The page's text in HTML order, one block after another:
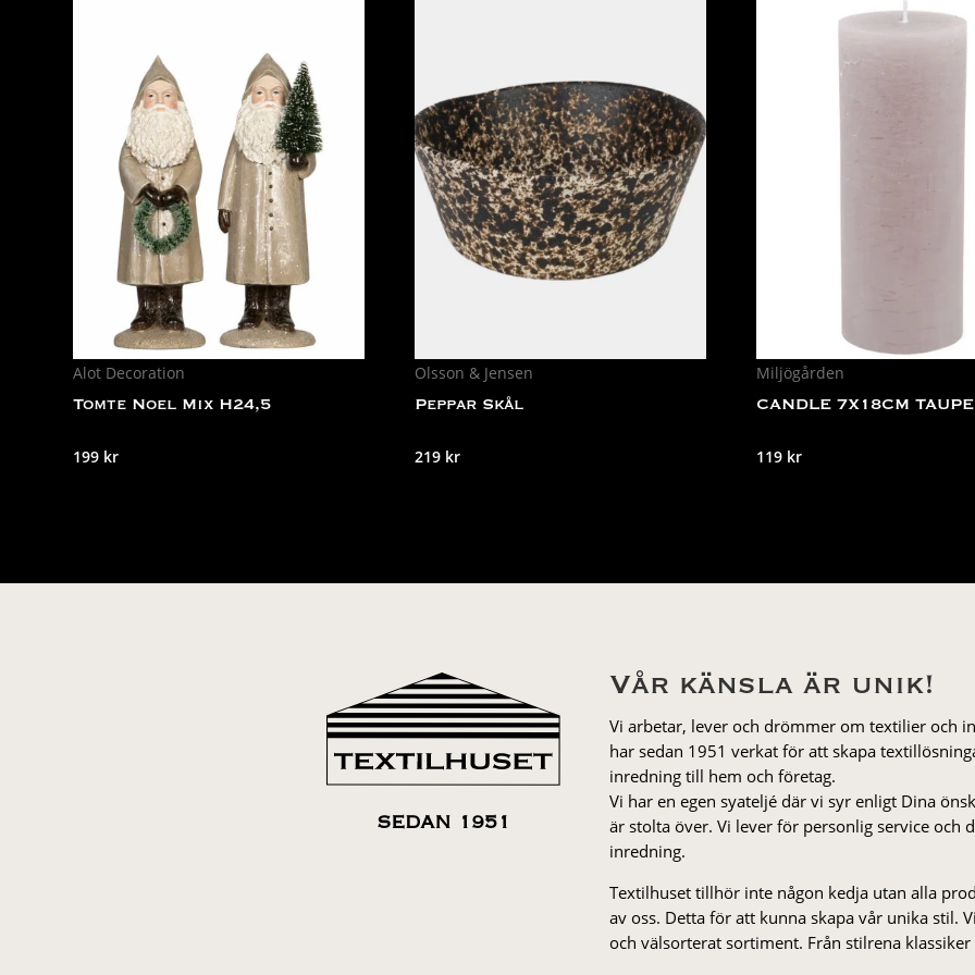
Alot Decoration
Tomte Noel Mix H24,5
199 kr
Olsson & Jensen
Peppar Skål
219 kr
Miljögården
CANDLE 7X18CM
119 kr
SEDAN 1951
Vår känsla är unik!
Vi arbetar, lever och drömmer om textilier och
har sedan 1951 verkat för att skapa
inredning till hem och företag.
Vi har en egen syateljé där vi syr enligt Dina
är stolta över. Vi lever för personlig service och
inredning.
Textilhuset tillhör inte någon kedja utan alla
av oss. Detta för att kunna skapa vår unika stil.
och välsorterat sor­ti­ment. Från stil­rena